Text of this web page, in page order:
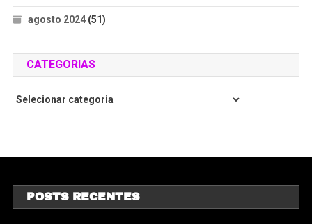
agosto 2024(51)
CATEGORIAS
POSTS RECENTES